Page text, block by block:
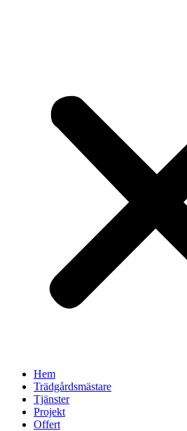
Hem
Trädgårdsmästare
Tjänster
Projekt
Offert